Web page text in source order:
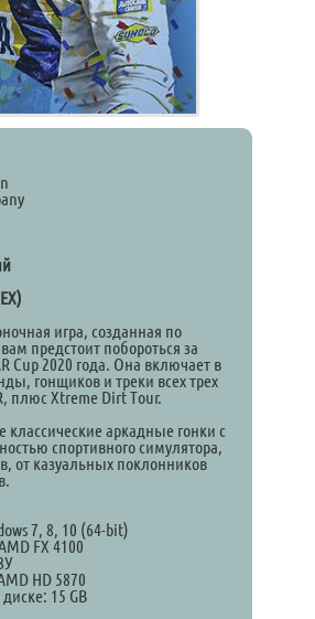
игра, созданная по
предстоит побороться за
Cup 2020 года. Она включает в
гонщиков и треки всех трех
плюс Xtreme Dirt Tour.
классические аркадные гонки с
спортивного симулятора,
от казуальных поклонников
7, 8, 10 (64-bit)
FX 4100
HD 5870
15 GB